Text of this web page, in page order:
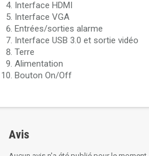
Interface HDMI
Interface VGA
Entrées/sorties alarme
Interface USB 3.0 et sortie vidéo
Terre
Alimentation
Bouton On/Off
Avis